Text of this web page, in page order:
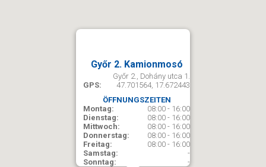
Győr 2. Kamionmosó
Győr 2., Dohány utca 1.
GPS:
47.701564, 17.672443
ÖFFNUNGSZEITEN
Montag:
08:00 - 16:00
Dienstag:
08:00 - 16:00
Mittwoch:
08:00 - 16:00
Donnerstag:
08:00 - 16:00
Freitag:
08:00 - 16:00
Samstag:
-
Sonntag:
-